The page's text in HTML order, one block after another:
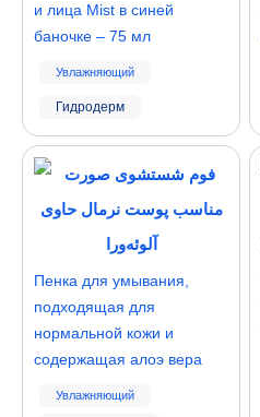
Гидродерм
и лица Mist в синей
баночке – 75 мл
Увлажняющий
Пенка для умывания,
подходящая для
нормальной кожи и
содержащая алоэ вера
Увлажняющий